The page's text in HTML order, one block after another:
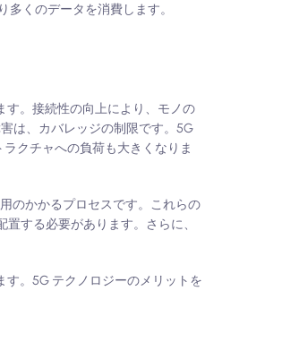
くのデータを消費します。
す。接続性の向上により、モノの
は、カバレッジの制限です。5G
クチャへの負荷も大きくなりま
のかかるプロセスです。これらの
する必要があります。さらに、
。5G テクノロジーのメリットを